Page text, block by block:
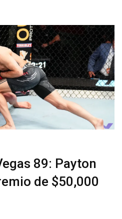
89: Payton
de $50,000